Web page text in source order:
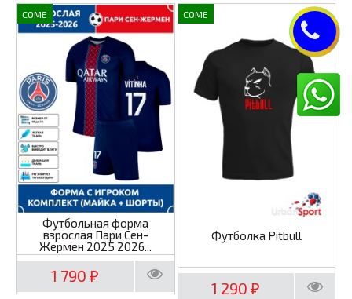
COME
Футбольная форма
взрослая Пари Сен-
Жермен 2025 2026...
1 790₽
COME
Футболка Pitbull
1 290₽